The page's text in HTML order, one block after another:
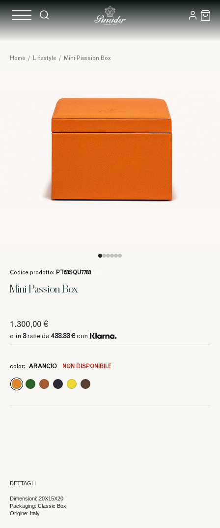
Home / Lifestyle / Mini Passion Box
Codice prodotto: PT63SQU7783
Mini Passion Box
1.300,00 €
o in 3rate da 433.33 € con
color: ARANCIO NON DISPONIBILE
DETTAGLI
Dimensioni: 20X15X20
Packaging: Classic Box
Origine: Italy